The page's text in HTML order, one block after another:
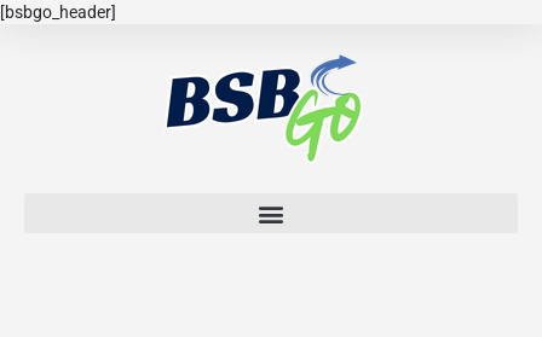
[bsbgo_header]